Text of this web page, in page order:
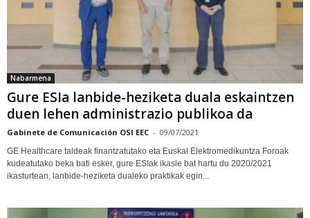
Nabarmena
Gure ESIa lanbide-heziketa duala eskaintzen
duen lehen administrazio publikoa da
Gabinete de Comunicación OSI EEC - 09/07/2021
GE Healthcare taldeak finantzatutako eta Euskal Elektromedikuntza Foroak
kudeatutako beka bati esker, gure ESIak ikasle bat hartu du 2020/2021
ikasturtean, lanbide-heziketa dualeko praktikak egin...